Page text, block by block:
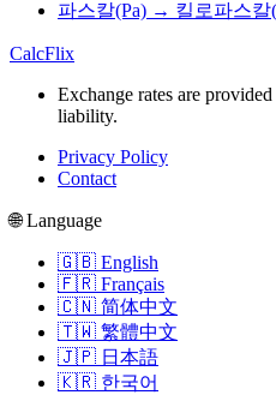
파스칼(Pa) → 킬로파스칼
CalcFlix
Exchange rates are
liability.
Privacy Policy
Contact
🌐 Language
🇬🇧 English
🇫🇷 Français
🇨🇳 简体中文
🇹🇼 繁體中文
🇯🇵 日本語
🇰🇷 한국어